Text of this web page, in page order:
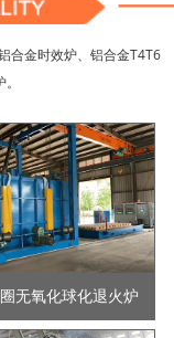
合金时效炉、铝合金T4T6
无氧化球化退火炉